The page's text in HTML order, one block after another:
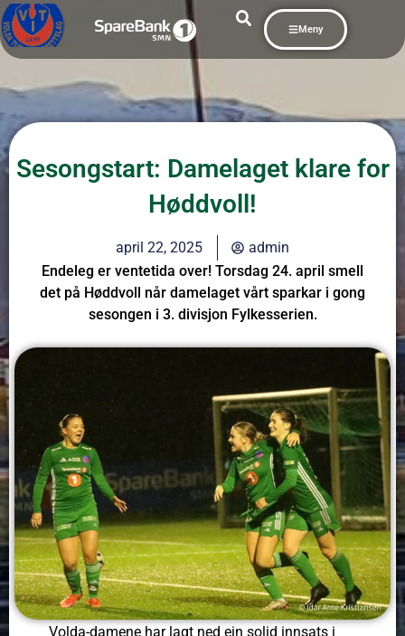
Meny
Sesongstart: Damelaget klare for
Høddvoll!
april 22, 2025
admin
Endeleg er ventetida over! Torsdag 24. april smell
det på Høddvoll når damelaget vårt sparkar i gong
sesongen i 3. divisjon Fylkesserien.
Volda-damene har lagt ned ein solid innsats i